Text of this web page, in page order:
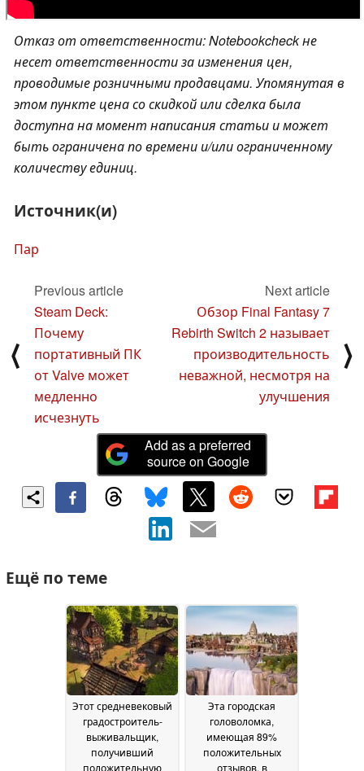
Отказ от ответственности: Notebookcheck не
несет ответственности за изменения цен,
проводимые розничными продавцами. Упомянутая в
этом пункте цена со скидкой или сделка была
доступна на момент написания статьи и может
быть ограничена по времени и/или ограниченному
количеству единиц.
Источник(и)
Пар
⟨
Previous article
Steam Deck:
Почему
портативный ПК
от Valve может
медленно
исчезнуть
Next article
Обзор Final Fantasy 7
Rebirth Switch 2 называет
производительность
неважной, несмотря на
улучшения
⟩
Add as a preferred
source on Google
Ещё по теме
Этот средневековый
градостроитель-
выживальщик,
получивший
положительную
Эта городская
головоломка,
имеющая 89%
положительных
отзывов, в